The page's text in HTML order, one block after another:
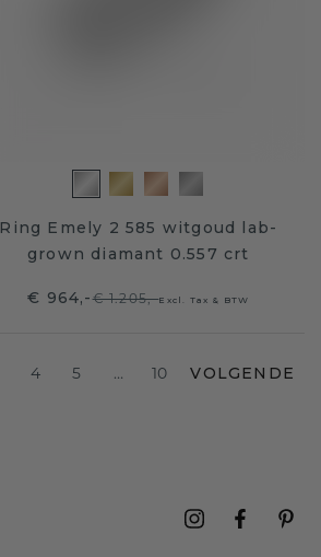
Ring Emely 2 585 witgoud lab-
grown diamant 0.557 crt
€ 964,-€ 1.205,-Excl. Tax & BTW
4 5 … 10 VOLGENDE